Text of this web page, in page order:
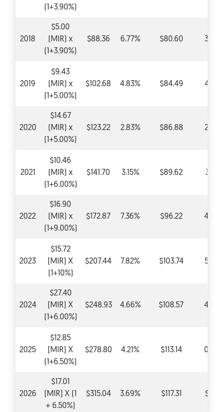
(1+3.90%)
2018
$5.00
(MIR) x
(1+3.90%)
$88.36 6.77% $80.60
2019
$9.43
(MIR) x
(1+5.00%)
$102.68 4.83% $84.49
2020
$14.67
(MIR) x
(1+5.00%)
$123.22 2.83% $86.88
2021
$10.46
(MIR) x
(1+6.00%)
$141.70 3.15% $89.62
2022
$16.90
(MIR) x
(1+9.00%)
$172.87 7.36% $96.22
2023
$15.72
[MIR] X
(1+10%)
$207.44 7.82% $103.74
2024
$27.40
[MIR] X
(1+6.00%)
$248.93 4.66% $108.57
2025
$12.85
[MIR] X
(1+6.50%)
$278.80 4.21% $113.14
2026
$17.01
[MIR] X (1
+ 6.50%)
$315.04 3.69% $117.31